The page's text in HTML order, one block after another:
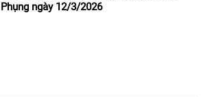
Phụng ngày 12/3/2026